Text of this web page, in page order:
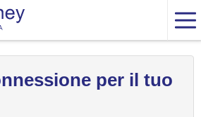
per il tuo